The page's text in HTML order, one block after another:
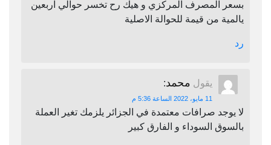
بسعر المصرف المركزي و هيك رح تخسر حوالي اربعين
يالمية من قيمة للحوالة الاصلية
رد
يقول محمد:
11 مايو، 2022 الساعة 5:36 م
لا يوجد صرافات معتمدة في الجزائر يلزمك تغير العملة
بالسوق السوداء و الفارق كبير